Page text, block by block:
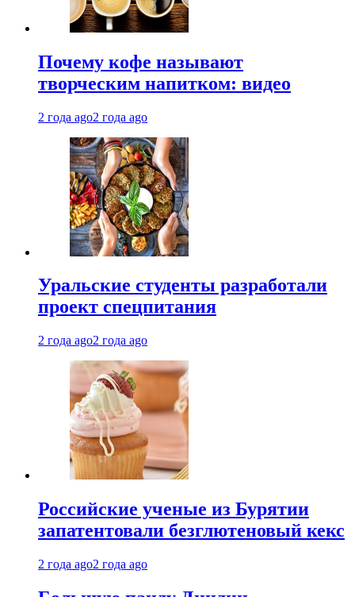
Почему кофе называют
творческим напитком: видео
2 года ago2 года ago
Уральские студенты разработали
проект спецпитания
2 года ago2 года ago
Российские ученые из Бурятии
запатентовали безглютеновый кекс
2 года ago2 года ago